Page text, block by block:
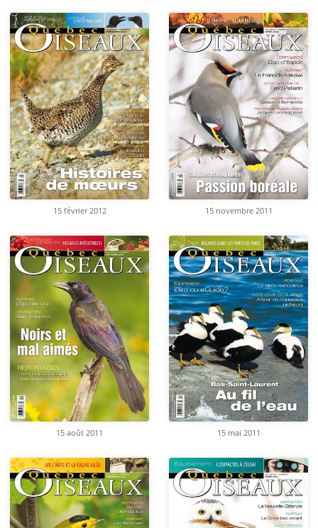
15 février 2012 15 novembre 2011
15 août 2011 15 mai 2011